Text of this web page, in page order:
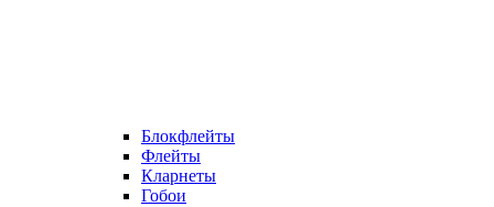
Блокфлейты
Флейты
Кларнеты
Гобои